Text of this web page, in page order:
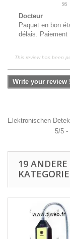
5/5
Docteur
Paquet en bon
délais. Paiement
This review has been
Write your review
Elektronischen
5/5 -
19